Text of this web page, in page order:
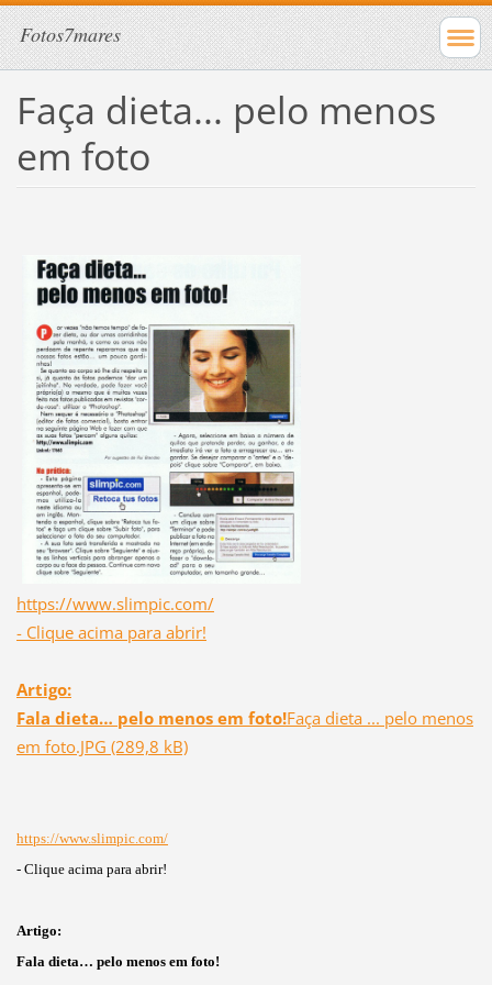
Fotos7mares
Faça dieta... pelo menos
em foto
https://www.slimpic.com/
- Clique acima para abrir!
Artigo:
Fala dieta… pelo menos em foto!Faça dieta ... pelo menos
em foto.JPG (289,8 kB)
https://www.slimpic.com/
- Clique acima para abrir!
Artigo:
Fala dieta… pelo menos em foto!